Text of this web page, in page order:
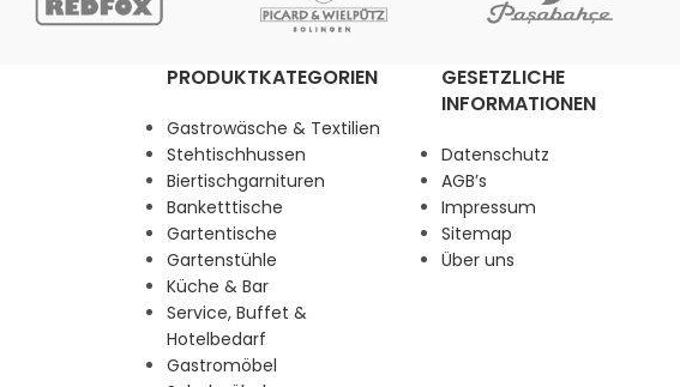
PRODUKTKATEGORIEN
Gastrowäsche & Textilien
Stehtischhussen
Biertischgarnituren
Banketttische
Gartentische
Gartenstühle
Küche & Bar
Service, Buffet &
Hotelbedarf
Gastromöbel
GESETZLICHE
INFORMATIONEN
Datenschutz
AGB’s
Impressum
Sitemap
Über uns